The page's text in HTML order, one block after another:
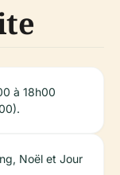
à 18h00
Noël et Jour